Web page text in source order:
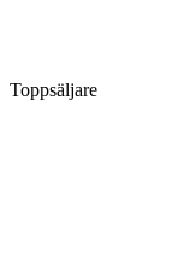
Toppsäljare